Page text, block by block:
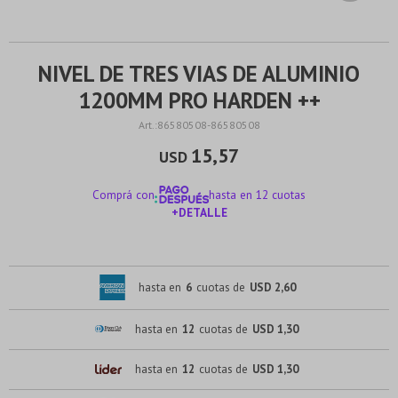
NIVEL DE TRES VIAS DE ALUMINIO
1200MM PRO HARDEN ++
86580508-86580508
USD 15,57
Comprá con
hasta en 12 cuotas
+DETALLE
hasta en 6 cuotas de USD 2,60
hasta en 12 cuotas de USD 1,30
hasta en 12 cuotas de USD 1,30